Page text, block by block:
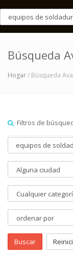
Búsqueda
Hogar/ Búsqueda
Filtros de
Buscar